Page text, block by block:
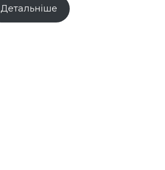
Детальніше